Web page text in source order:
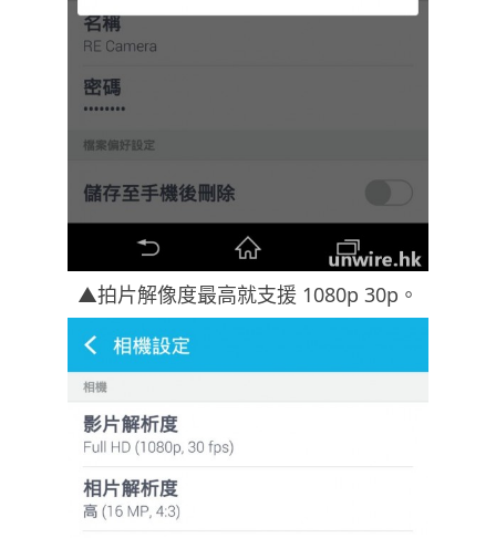
▲拍片解像度最高就支援 1080p 30p。